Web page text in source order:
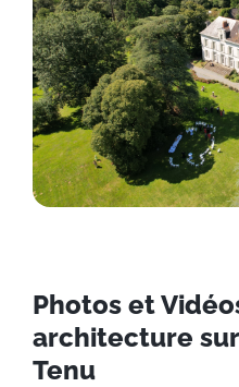
Photos et
architecture
Tenu